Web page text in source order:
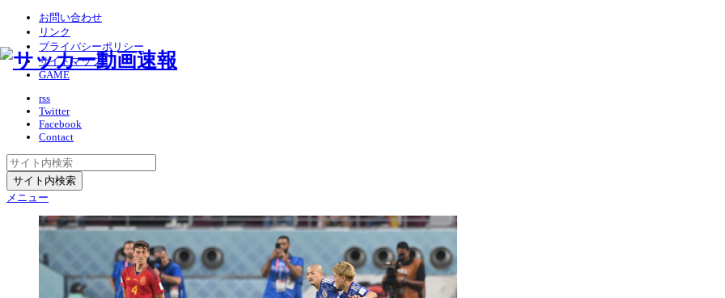
お問い合わせ
リンク
プライバシーポリシー
サイトマップ
GAME
rss
Twitter
Facebook
Contact
メニュー